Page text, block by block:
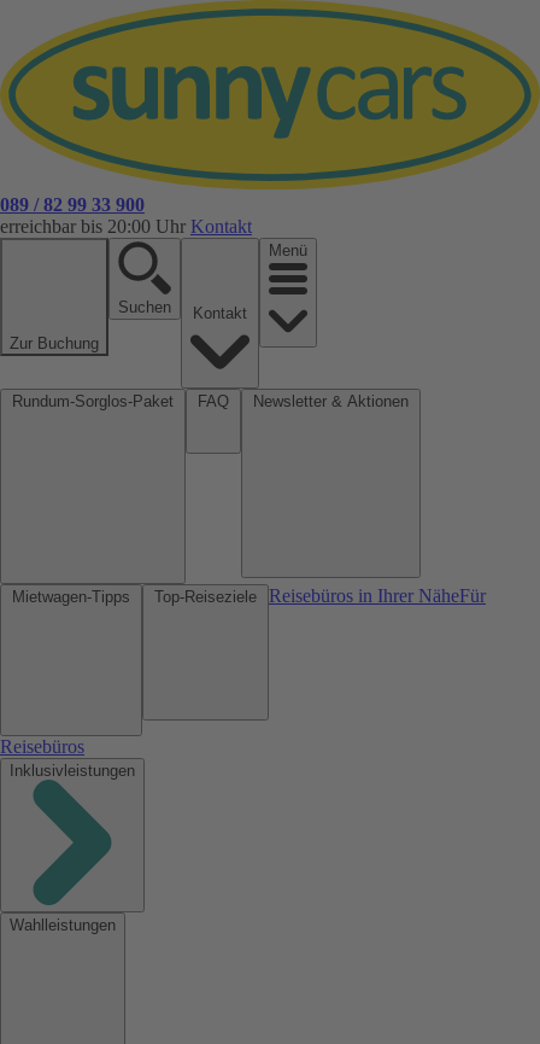
089 / 82 99 33 900
erreichbar bis 20:00 Uhr Kontakt
Zur Buchung
Suchen
Menü
Reisebüros in Ihrer NäheFür
Reisebüros
Inklusivleistungen
Wahlleistungen